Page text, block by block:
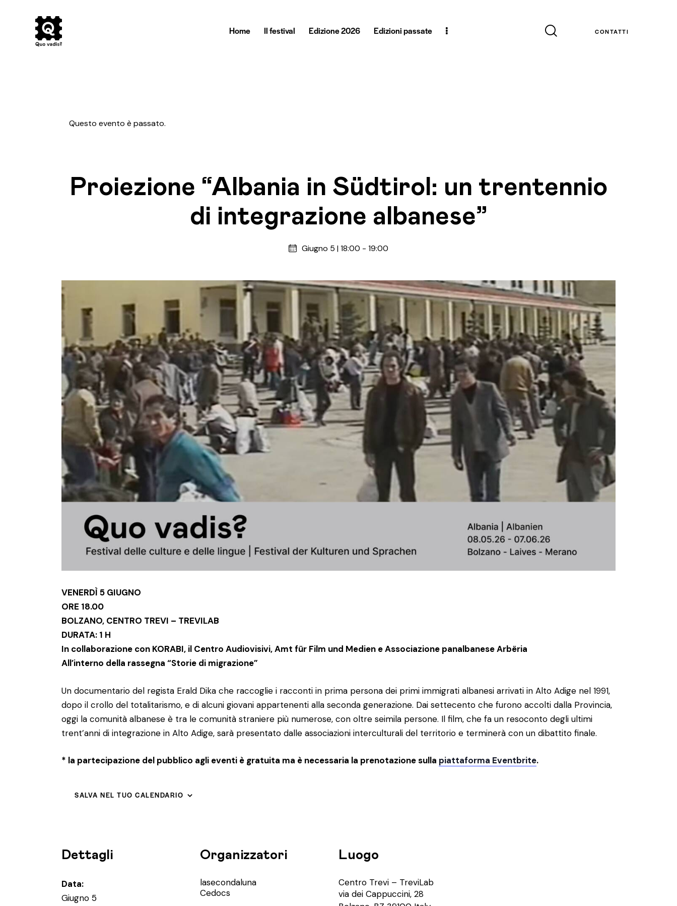
Home Il festival Edizione 2026 Edizioni passate CONTATTI
Questo evento è passato.
Proiezione “Albania in Südtirol: un trentennio
di integrazione albanese”
Giugno 5 | 18:00 - 19:00
VENERDÌ 5 GIUGNO
ORE 18.00
BOLZANO, CENTRO TREVI – TREVILAB
DURATA: 1 H
In collaborazione con KORABI, il Centro Audiovisivi, Amt für Film und Medien e Associazione panalbanese Arbëria
All’interno della rassegna “Storie di migrazione”
Un documentario del regista Erald Dika che raccoglie i racconti in prima persona dei primi immigrati albanesi arrivati in Alto Adige nel 1991,
dopo il crollo del totalitarismo, e di alcuni giovani appartenenti alla seconda generazione. Dai settecento che furono accolti dalla Provincia,
oggi la comunità albanese è tra le comunità straniere più numerose, con oltre seimila persone. Il film, che fa un resoconto degli ultimi
trent’anni di integrazione in Alto Adige, sarà presentato dalle associazioni interculturali del territorio e terminerà con un dibattito finale.
* la partecipazione del pubblico agli eventi è gratuita ma è necessaria la prenotazione sulla piattaforma Eventbrite.
SALVA NEL TUO CALENDARIO
Dettagli
Data:
Giugno 5
Organizzatori
lasecondaluna
Cedocs
Luogo
Centro Trevi – TreviLab
via dei Cappuccini, 28